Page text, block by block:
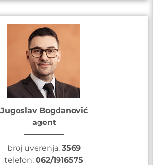
Jugoslav Bogdanović
agent
broj uverenja: 3569
telefon: 062/1916575